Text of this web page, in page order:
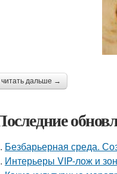
читать дальше →
Безбарьерная среда.
Интерьеры VIP-лож и